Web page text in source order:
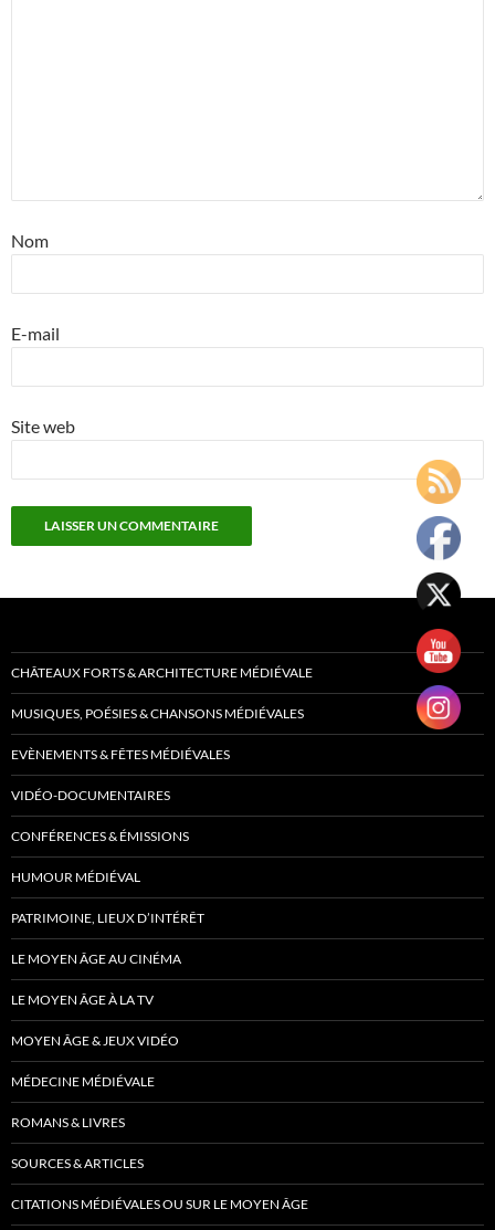
Nom
E-mail
Site web
CHÂTEAUX FORTS & ARCHITECTURE MÉDIÉVALE
MUSIQUES, POÉSIES & CHANSONS MÉDIÉVALES
EVÈNEMENTS & FÊTES MÉDIÉVALES
VIDÉO-DOCUMENTAIRES
CONFÉRENCES & ÉMISSIONS
HUMOUR MÉDIÉVAL
PATRIMOINE, LIEUX D’INTÉRÊT
LE MOYEN ÂGE AU CINÉMA
LE MOYEN ÂGE À LA TV
MOYEN ÂGE & JEUX VIDÉO
MÉDECINE MÉDIÉVALE
ROMANS & LIVRES
SOURCES & ARTICLES
CITATIONS MÉDIÉVALES OU SUR LE MOYEN ÂGE